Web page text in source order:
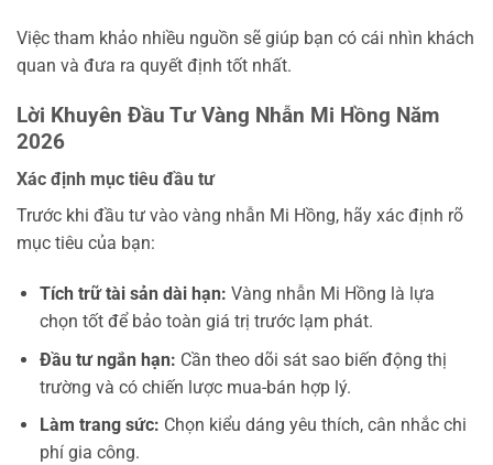
Việc tham khảo nhiều nguồn sẽ giúp bạn có cái nhìn khách
quan và đưa ra quyết định tốt nhất.
Lời Khuyên Đầu Tư Vàng Nhẫn Mi Hồng Năm
2026
Xác định mục tiêu đầu tư
Trước khi đầu tư vào vàng nhẫn Mi Hồng, hãy xác định rõ
mục tiêu của bạn:
Tích trữ tài sản dài hạn: Vàng nhẫn Mi Hồng là lựa
chọn tốt để bảo toàn giá trị trước lạm phát.
Đầu tư ngắn hạn: Cần theo dõi sát sao biến động thị
trường và có chiến lược mua-bán hợp lý.
Làm trang sức: Chọn kiểu dáng yêu thích, cân nhắc chi
phí gia công.